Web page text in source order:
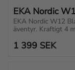
EKA Nordic
EKA Nordic W12
äventyr. Kraftigt 4
1 399 SEK